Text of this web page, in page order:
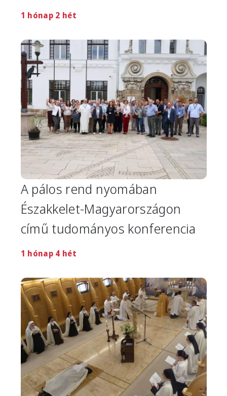
1 hónap 2 hét
Image
A pálos rend nyomában
Északkelet-Magyarországon
című tudományos konferencia
1 hónap 4 hét
Image